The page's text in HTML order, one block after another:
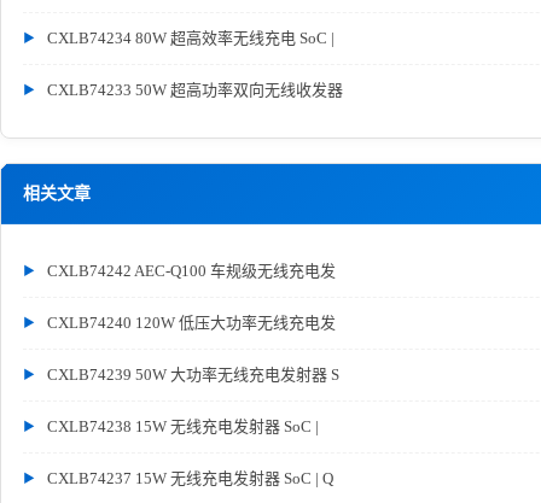
CXLB74234 80W 超高效率无线充电 SoC |
CXLB74233 50W 超高功率双向无线收发器
相关文章
CXLB74242 AEC-Q100 车规级无线充电发
CXLB74240 120W 低压大功率无线充电发
CXLB74239 50W 大功率无线充电发射器 S
CXLB74238 15W 无线充电发射器 SoC |
CXLB74237 15W 无线充电发射器 SoC | Q